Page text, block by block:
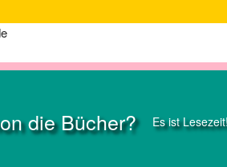
die Bücher? Es ist